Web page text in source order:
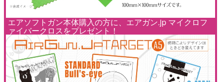
エアソフトガン本体購入の方に、エアガン.jp マイクロフ
ァイバークロスをプレゼント！